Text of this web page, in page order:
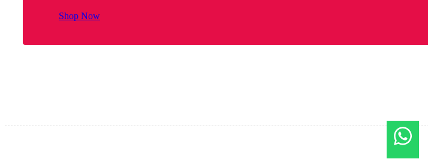
Shop Now